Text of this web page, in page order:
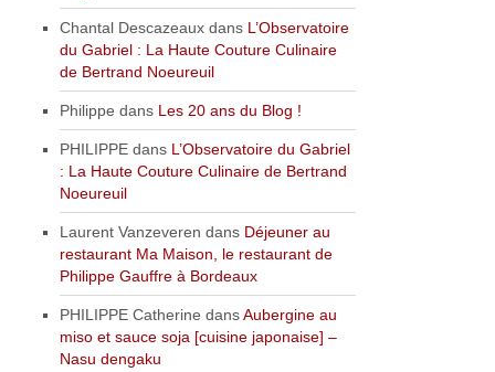
Chantal Descazeaux dans L’Observatoire
du Gabriel : La Haute Couture Culinaire
de Bertrand Noeureuil
Philippe dans Les 20 ans du Blog !
PHILIPPE dans L’Observatoire du Gabriel
: La Haute Couture Culinaire de Bertrand
Noeureuil
Laurent Vanzeveren dans Déjeuner au
restaurant Ma Maison, le restaurant de
Philippe Gauffre à Bordeaux
PHILIPPE Catherine dansAubergine au
miso et sauce soja [cuisine japonaise] –
Nasu dengaku